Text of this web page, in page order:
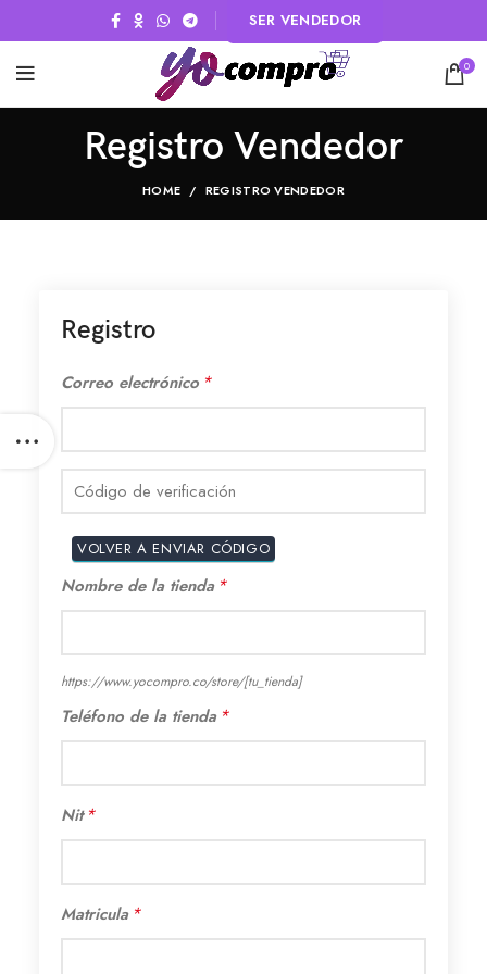
SER VENDEDOR
0
Registro Vendedor
HOME REGISTRO VENDEDOR
Registro
Correo electrónico *
Nombre de la tienda *
https://www.yocompro.co/store/[tu_tienda]
Teléfono de la tienda *
Nit*
Matricula *